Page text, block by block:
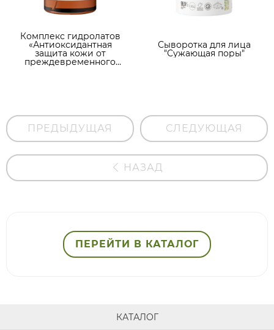
Комплекс гидролатов
«Антиоксидантная
защита кожи от
преждевременного
Сыворотка для лица
"Сужающая поры"
ПРЕДЫДУЩАЯ СЛЕДУЮЩАЯ
НАЗАД
ПЕРЕЙТИ В КАТАЛОГ
КАТАЛОГ